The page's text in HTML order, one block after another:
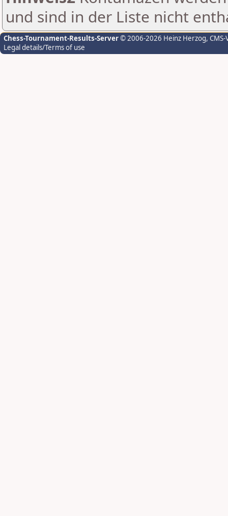
und sind in der Liste nicht
Chess-Tournament-Results-Server© 2006-2026 Heinz Herzog,
Legal details/Terms of use